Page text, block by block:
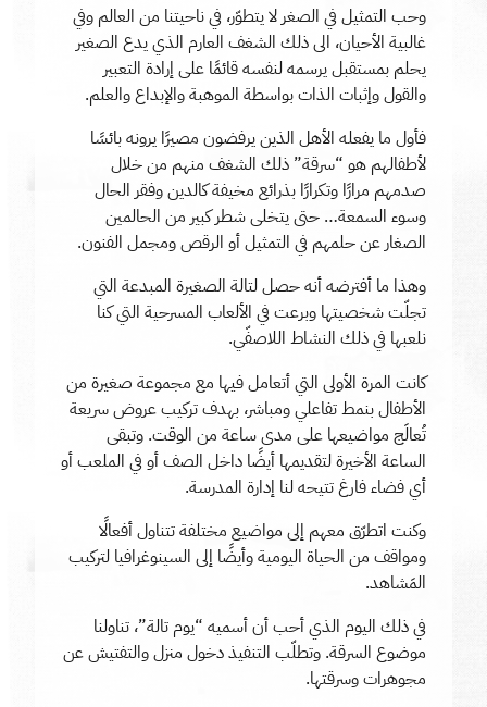
وحب التمثيل في الصغر لا يتطوّر، في ناحيتنا من العالم وفي
غالبية الأحيان، الى ذلك الشغف العارم الذي يدع الصغير
يحلم بمستقبل يرسمه لنفسه قائمًا على إرادة التعبير
والقول وإثبات الذات بواسطة الموهبة والإبداع والعلم.
فأول ما يفعله الأهل الذين يرفضون مصيرًا يرونه بائسًا
لأطفالهم هو “سرقة” ذلك الشغف منهم من خلال
صدمهم مرارًا وتكرارًا بذرائع مخيفة كالدين وفقر الحال
وسوء السمعة… حتى يتخلى شطر كبير من الحالمين
الصغار عن حلمهم في التمثيل أو الرقص ومجمل الفنون.
وهذا ما أفترضه أنه حصل لتالة الصغيرة المبدعة التي
تجلّت شخصيتها وبرعت في الألعاب المسرحية التي كنا
نلعبها في ذلك النشاط اللاصفّي.
كانت المرة الأولى التي أتعامل فيها مع مجموعة صغيرة من
الأطفال بنمط تفاعلي ومباشر، بهدف تركيب عروض سريعة
تُعالَج مواضيعها على مدى ساعة من الوقت. وتبقى
الساعة الأخيرة لتقديمها أيضًا داخل الصف أو في الملعب أو
أي فضاء فارغ تتيحه لنا إدارة المدرسة.
وكنت اتطرّق معهم إلى مواضيع مختلفة تتناول أفعالًا
ومواقف من الحياة اليومية وأيضًا إلى السينوغرافيا لتركيب
المَشاهد.
في ذلك اليوم الذي أحب أن أسميه “يوم تالة”، تناولنا
موضوع السرقة. وتطلّب التنفيذ دخول منزل والتفتيش عن
مجوهرات وسرقتها.